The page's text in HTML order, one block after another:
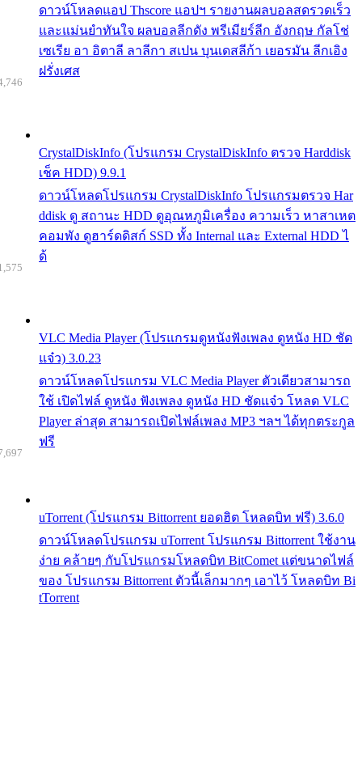
ดาวน์โหลดแอป Thscore แอปฯ รายงานผลบอลสดรวดเร็ว
และแม่นยำทันใจ ผลบอลลีกดัง พรีเมียร์ลีก อังกฤษ กัลโช่
เซเรีย อา อิตาลี ลาลีกา สเปน บุนเดสลีก้า เยอรมัน ลีกเอิง
ฝรั่งเศส
CrystalDiskInfo (โปรแกรม CrystalDiskInfo ตรวจ Harddisk
เช็ค HDD) 9.9.1
ดาวน์โหลดโปรแกรม CrystalDiskInfo โปรแกรมตรวจ Har
ddisk ดู สถานะ HDD ดูอุณหภูมิเครื่อง ความเร็ว หาสาเหต
คอมพัง ดูฮาร์ดดิสก์ SSD ทั้ง Internal และ External HDD ไ
ด้
VLC Media Player (โปรแกรมดูหนังฟังเพลง ดูหนัง HD ชัด
แจ๋ว) 3.0.23
ดาวน์โหลดโปรแกรม VLC Media Player ตัวเดียวสามารถ
ใช้ เปิดไฟล์ ดูหนัง ฟังเพลง ดูหนัง HD ชัดแจ๋ว โหลด VLC
Player ล่าสุด สามารถเปิดไฟล์เพลง MP3 ฯลฯ ได้ทุกตระกูล
ฟรี
uTorrent (โปรแกรม Bittorrent ยอดฮิต โหลดบิท ฟรี) 3.6.0
ดาวน์โหลดโปรแกรม uTorrent โปรแกรม Bittorrent ใช้งาน
ง่าย คล้ายๆ กับโปรแกรมโหลดบิท BitComet แต่ขนาดไฟล์
ของ โปรแกรม Bittorrent ตัวนี้เล็กมากๆ เอาไว้ โหลดบิท Bi
tTorrent